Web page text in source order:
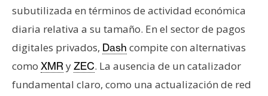
subutilizada en términos de actividad económica
diaria relativa a su tamaño. En el sector de pagos
digitales privados, Dash compite con alternativas
como XMR yZEC. La ausencia de un catalizador
fundamental claro, como una actualización de red